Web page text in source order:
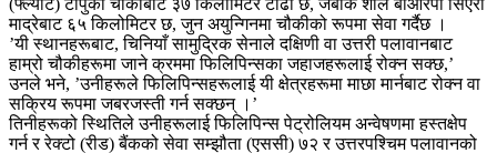
माद्रेबाट ६५ किलोमिटर छ, जुन अयुन्गिनमा चौकीको रूपमा सेवा गर्दैछ ।
’यी स्थानहरूबाट, चिनियाँ सामुद्रिक सेनाले दक्षिणी वा उत्तरी पलावानबाट
हाम्रो चौकीहरूमा जाने क्रममा फिलिपिन्सका जहाजहरूलाई रोक्न सक्छ,’
उनले भने, ’उनीहरूले फिलिपिन्सहरूलाई यी क्षेत्रहरूमा माछा मार्नबाट रोक्न वा
सक्रिय रूपमा जबरजस्ती गर्न सक्छन् ।’
तिनीहरूको स्थितिले उनीहरूलाई फिलिपिन्स पेट्रोलियम अन्वेषणमा हस्तक्षेप
गर्न र रेक्टो (रीड) बैंकको सेवा सम्झौता (एससी) ७२ र उत्तरपश्चिम पलावानको